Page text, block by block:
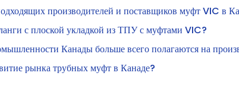
производителей и поставщиков муфт VIC в
с плоской укладкой из ТПУ с муфтами VIC?
Канады больше всего полагаются на
рынка трубных муфт в Канаде?